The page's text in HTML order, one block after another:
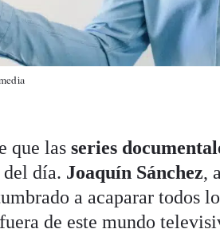
que lasseries
del día. Joaquín Sánchez,
a acaparar todos
de este mundo